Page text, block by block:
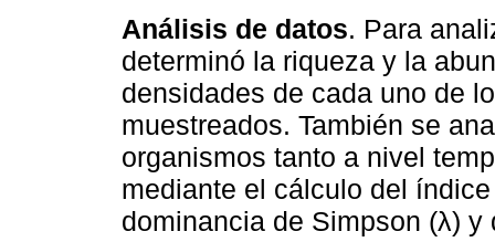
Análisis de datos. Para
determinó la riqueza y la
densidades de cada uno de
muestreados. También se
organismos tanto a nivel
mediante el cálculo del
dominancia de Simpson (λ) y